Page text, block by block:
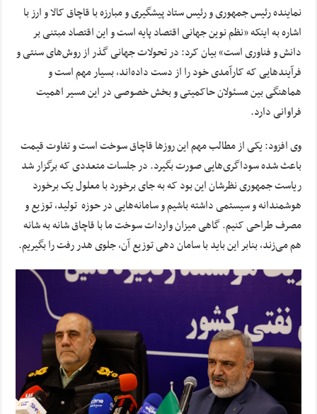
نماینده رئیس جمهوری و رئیس ستاد پیشگیری و مبارزه با قاچاق کالا و ارز با
اشاره به اینکه «نظم نوین جهانی اقتصاد پایه است و این اقتصاد مبتنی بر
دانش و فناوری است» بیان کرد: در تحولات جهانی گذر از روش‌های سنتی و
فرآیندهایی که کارآمدی خود را از دست داده‌اند، بسیار مهم است و
هماهنگی بین مسئولان حاکمیتی و بخش خصوصی در این مسیر اهمیت
فراوانی دارد.
وی افزود: یکی از مطالب مهم این روزها قاچاق سوخت است و تفاوت قیمت
باعث شده سوداگری‌هایی صورت بگیرد. در جلسات متعددی که برگزار شد
ریاست جمهوری نظرشان این بود که به جای برخورد با معلول یک برخورد
هوشمندانه و سیستمی داشته باشیم و سامانه‌هایی در حوزه تولید، توزیع و
مصرف طراحی کنیم. گاهی میزان واردات سوخت ما با قاچاق شانه به شانه
هم می‌زند، بنابر این باید با سامان دهی توزیع آن، جلوی هدر رفت را بگیریم.